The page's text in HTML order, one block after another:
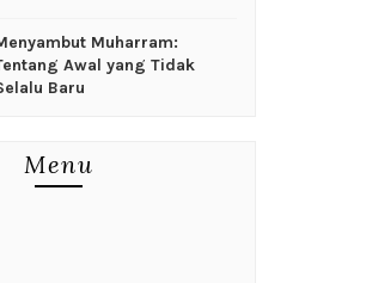
Muharram:
Awal yang Tidak
Baru
Menu